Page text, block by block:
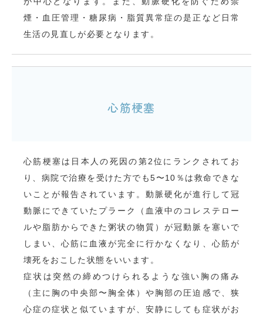
煙・血圧管理・糖尿病・脂質異常症の是正など日常
生活の見直しが必要となります。
心筋梗塞
心筋梗塞は日本人の死因の第2位にランクされてお
り、病院で治療を受けた方でも5〜10％は救命できな
いことが報告されています。動脈硬化が進行して冠
動脈にできていたプラーク（血液中のコレステロー
ルや脂肪からできた粥状の物質）が冠動脈を塞いで
しまい、心筋に血液が完全に行かなくなり、心筋が
壊死をおこした状態をいいます。
症状は突然の締めつけられるような強い胸の痛み
（主に胸の中央部〜胸全体）や胸部の圧迫感で、狭
心症の症状と似ていますが、安静にしても症状がお